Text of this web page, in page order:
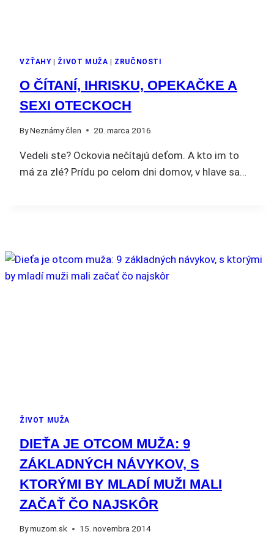
VZŤAHY| ŽIVOT MUŽA ZRUČNOSTI
O ČÍTANÍ, IHRISKU, OPEKAČKE A
SEXI OTECKOCH
ByNeznámy člen 20. marca 2016
Vedeli ste? Ockovia nečítajú deťom. A kto im to
má za zlé? Prídu po celom dni domov, v hlave sa…
ŽIVOT MUŽA
DIEŤA JE OTCOM MUŽA: 9
ZÁKLADNÝCH NÁVYKOV, S
KTORÝMI BY MLADÍ MUŽI MALI
ZAČAŤ ČO NAJSKÔR
Bymuzom.sk 15. novembra 2014